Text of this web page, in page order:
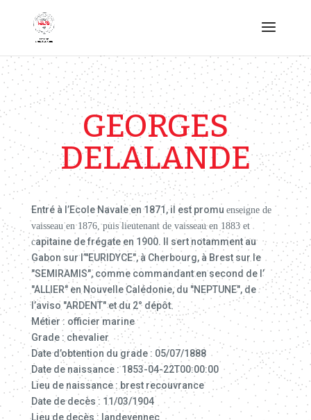
GEORGES
DELALANDE
Entré à l’Ecole Navale en 1871, il est promu enseigne de
vaisseau en 1876, puis lieutenant de vaisseau en 1883 et
capitaine de frégate en 1900. Il sert notamment au
Gabon sur l’"EURIDYCE", à Cherbourg, à Brest sur le
"SEMIRAMIS", comme commandant en second de l’
"ALLIER" en Nouvelle Calédonie, du "NEPTUNE", de
l’aviso "ARDENT" et du 2° dépôt.
Métier : officier marine
Grade : chevalier
Date d’obtention du grade : 05/07/1888
Date de naissance : 1853-04-22T00:00:00
Lieu de naissance : brest recouvrance
Date de decès : 11/03/1904
Lieu de decès : landevennec